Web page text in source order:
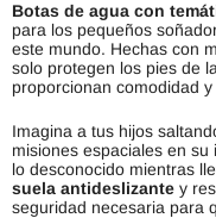
Botas de agua con
para los pequeños
este mundo. Hechas con
solo protegen los pies de
proporcionan comodidad
Imagina a tus hijos
misiones espaciales en
lo desconocido mientras
suela antideslizante y
seguridad necesaria para